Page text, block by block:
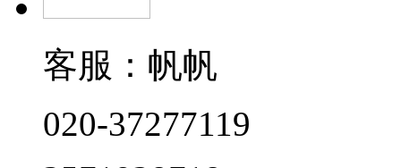
客服：帆帆
020-37277119